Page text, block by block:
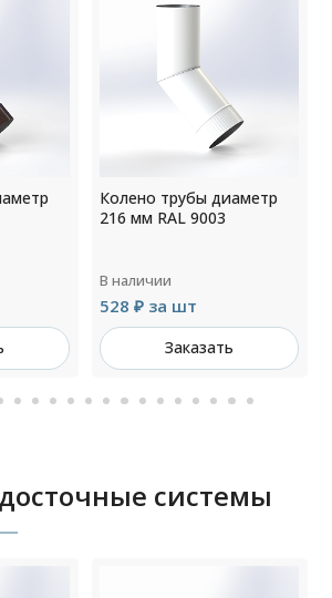
Колено трубы диаметр
216 мм RAL 9003
В наличии
528 ₽ за шт
Заказать
системы